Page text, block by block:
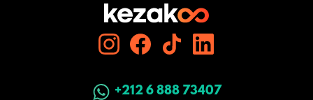
+212 6 888 73407